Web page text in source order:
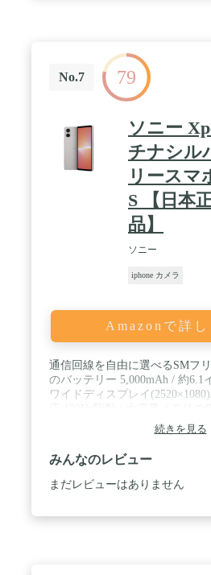
No.7 79
ソニー
チナシル
リースマ
S 【日本
品】
ソニー
iphone カメラ
Amazonで詳し
通信回線を自由に選べるSMフ
のバッテリー 5,000mAh / 約6.1
ワイドディスプレイ
ROM256GB / Snapdragon8 Gen
続きを見る
みんなのレビュー
まだレビューはありません